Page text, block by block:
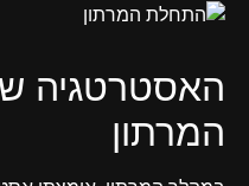
האסטרטגיה
המרתון